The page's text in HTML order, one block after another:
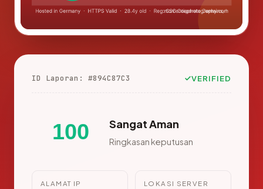
ID Laporan: #894C87C3 VERIFIED
100 Sangat Aman
Ringkasan keputusan
ALAMAT IP LOKASI SERVER